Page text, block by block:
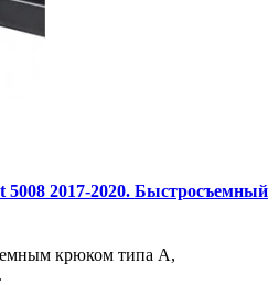
5008 2017-2020. Быстросъемный
крюком типа А,